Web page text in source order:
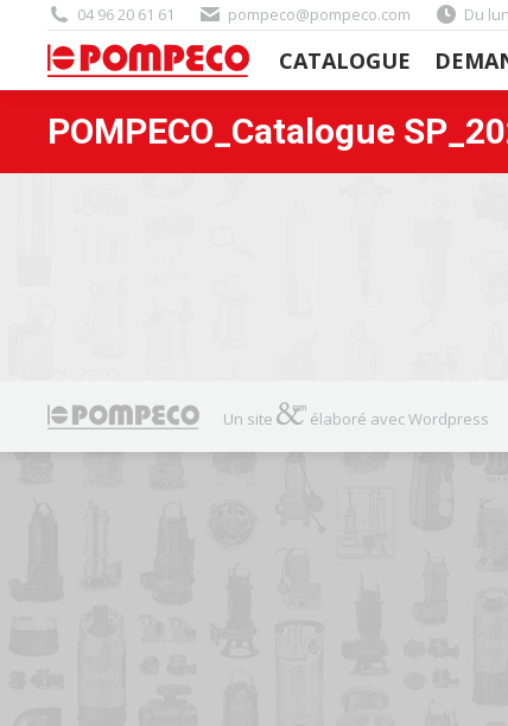
04 96 20 61 61 pompeco@pompeco.com Du
CATALOGUE
POMPECO_Catalogue
Un site élaboré avec Wordpress
CATALOGUE